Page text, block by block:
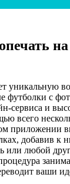
уникальную
футболки с
сервиса и
всего
приложении
добавив к
или любой
ваши